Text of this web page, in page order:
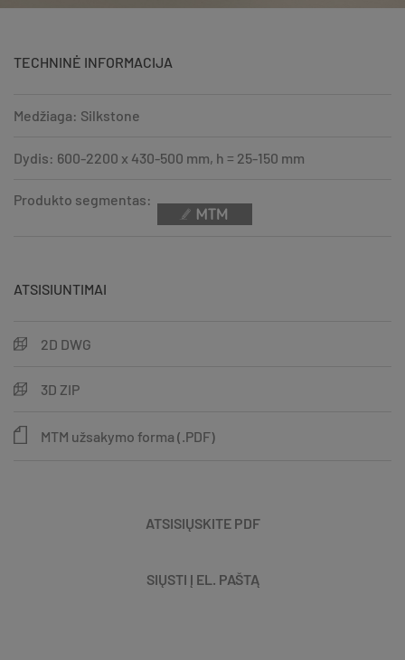
TECHNINĖ INFORMACIJA
Medžiaga: Silkstone
Dydis: 600-2200 x 430-500 mm, h = 25-150 mm
Produkto segmentas:
ATSISIUNTIMAI
2D DWG
3D ZIP
MTM užsakymo forma (.PDF)
ATSISIŲSKITE PDF
SIŲSTI Į EL. PAŠTĄ